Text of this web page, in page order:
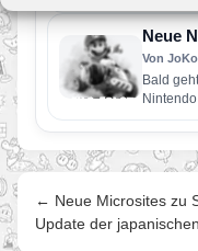
Neue
Von JoKo
Bald
in der
← Neue Microsites zu
Update der